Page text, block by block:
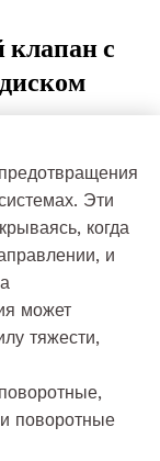
с
Эти
когда
и
может
тяжести,
поворотные